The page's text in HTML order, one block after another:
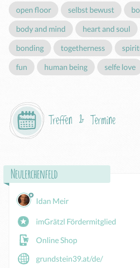
open floor selbst bewust
body and mind heart and soul
bonding togetherness
fun human being selfe love
Treffen & Termine
Neulerchenfeld
Idan Meir
imGrätzl Fördermitglied
Online Shop
grundstein39.at/de/